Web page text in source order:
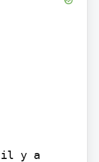
y a